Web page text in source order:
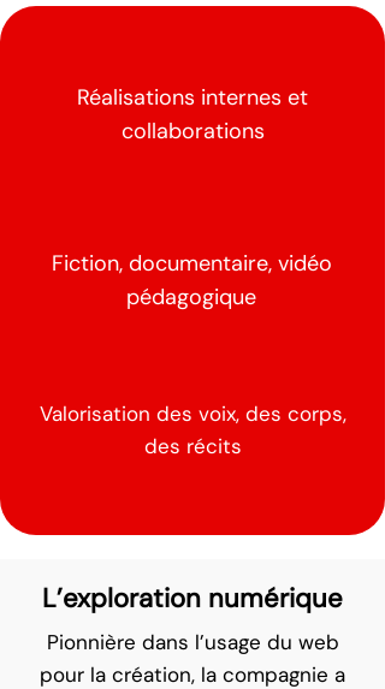
Réalisations internes et
collaborations
Fiction, documentaire, vidéo
pédagogique
Valorisation des voix, des corps,
des récits
L’exploration numérique
Pionnière dans l’usage du web
pour la création, la compagnie a